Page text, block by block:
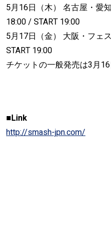
5月16日（木） 名古屋・愛
18:00 / START 19:00
5月17日（金） 大阪・フェ
START 19:00
チケットの一般発売は3月
■Link
http://smash-jpn.com/